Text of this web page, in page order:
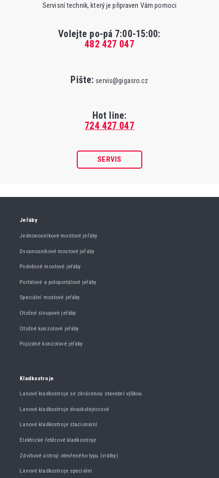
Servisní technik, který je připraven Vám pomoci
Volejte po-pá 7:00-15:00:
482 427 047
Pište: servis@gigasro.cz
Hot line:
724 427 047
SERVIS
Jeřáby
Jednonosníkové mostové jeřáby
Dvounosníkové mostové jeřáby
Podvěsné mostové jeřáby
Portálové a poloportálové jeřáby
Speciální mostové jeřáby
Otočné sloupové jeřáby
Otočné konzolové jeřáby
Pojízdné konzolové jeřáby
Kladkostroje
Lanové kladkostroje se zkrácenou stavební výškou
Lanové kladkostroje dvoukolejnicové
Lanové kladkostroje stacionární
Elektrické řetězové kladkostroje
Zdvihové ústrojí otevřeného typu (vrátky)
Lanové kladkostroje speciální